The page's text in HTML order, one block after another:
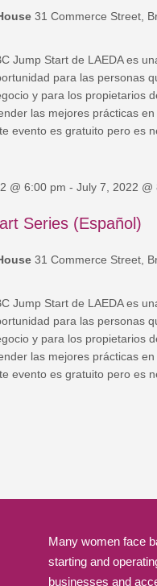
31 Commerce Street,
Jump Start de LAEDA es
para las personas
y para los propietarios
las mejores prácticas
evento es gratuito pero es
@ 6:00 pm - July 7, 2022 @
Series (Español)
31 Commerce Street,
Jump Start de LAEDA es
para las personas
y para los propietarios
las mejores prácticas
evento es gratuito pero es
Many women face
starting and
businesses and